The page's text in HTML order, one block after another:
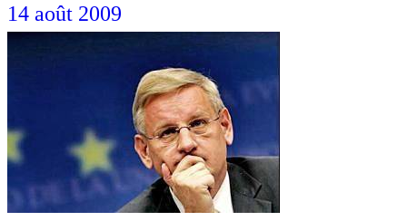
14 août 2009